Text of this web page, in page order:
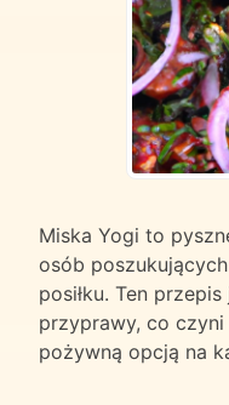
Miska Yogi to
osób
posiłku. Ten
przyprawy, co
pożywną opcją na